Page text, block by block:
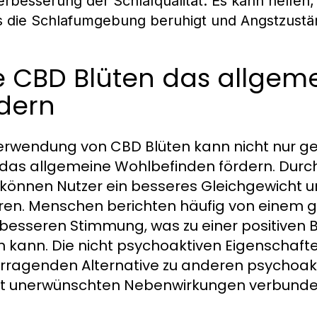
die Schlafumgebung beruhigt und
CBD Blüten das
von CBD Blüten kann nicht nur
allgemeine Wohlbefinden fördern.
Nutzer ein besseres Gleichgewicht
Menschen berichten häufig von einem
Stimmung, was zu einer positiven
kann. Die nicht psychoaktiven
Alternative zu anderen
unerwünschten Nebenwirkungen